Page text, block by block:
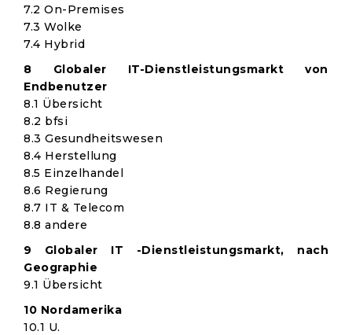
7.2 On-Premises
7.3 Wolke
7.4 Hybrid
8 Globaler IT-Dienstleistungsmarkt von
Endbenutzer
8.1 Übersicht
8.2 bfsi
8.3 Gesundheitswesen
8.4 Herstellung
8.5 Einzelhandel
8.6 Regierung
8.7 IT & Telecom
8.8 andere
9 Globaler IT -Dienstleistungsmarkt, nach
Geographie
9.1 Übersicht
10 Nordamerika
10.1 U.